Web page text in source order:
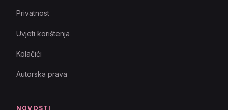
Privatnost
Uvjeti korištenja
Kolačići
Autorska prava
NOVOSTI